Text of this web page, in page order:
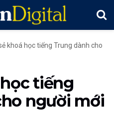
khoá học tiếng Trung dành cho
tiếng
người mới